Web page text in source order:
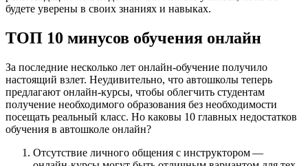
будете уверены в своих знаниях и навыках.
ТОП 10 минусов обучения онлайн
За последние несколько лет онлайн-обучение получило
настоящий взлет. Неудивительно, что автошколы теперь
предлагают онлайн-курсы, чтобы облегчить студентам
получение необходимого образования без необходимости
посещать реальный класс. Но каковы 10 главных недостатков
обучения в автошколе онлайн?
Отсутствие личного общения с инструктором —